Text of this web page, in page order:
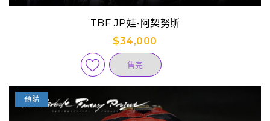
TBF JP娃-阿契努斯
$34,000
售完
預購